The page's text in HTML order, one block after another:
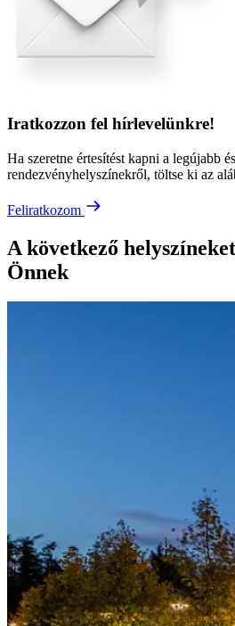
Iratkozzon fel hírlevelünkre!
Ha szeretne értesítést kapni a legújabb
rendezvényhelyszínekről, töltse ki az
Feliratkozom
A következő
Önnek